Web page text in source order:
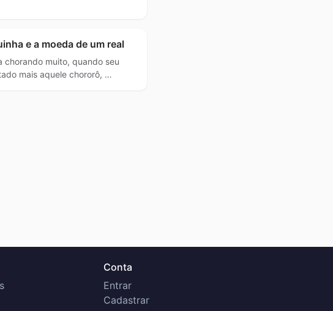
e a moeda de um real
chorando muito, quando seu
mais aquele chororô, …
Conta
Entrar
Cadastrar